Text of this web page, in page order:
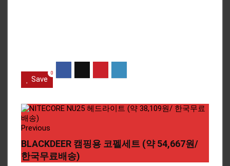
Save
0
Previous
BLACKDEER 캠핑용 코펠세트 (약 54,667원/
한국무료배송)